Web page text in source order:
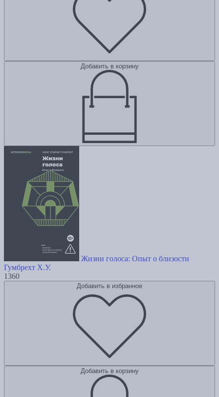
Добавить в корзину
Жизни голоса: Опыт о близости
Гумбрехт Х.У.
1360
Добавить в избранное
Добавить в корзину